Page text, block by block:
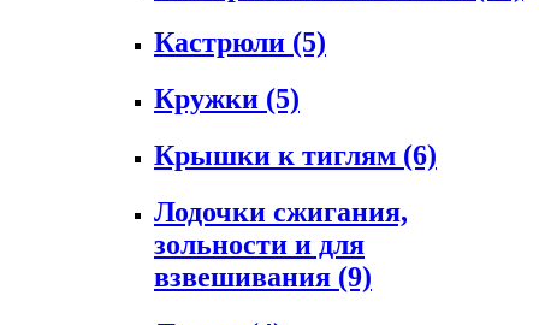
Кастрюли (5)
Кружки (5)
Крышки к тиглям (6)
Лодочки сжигания,
зольности и для
взвешивания (9)